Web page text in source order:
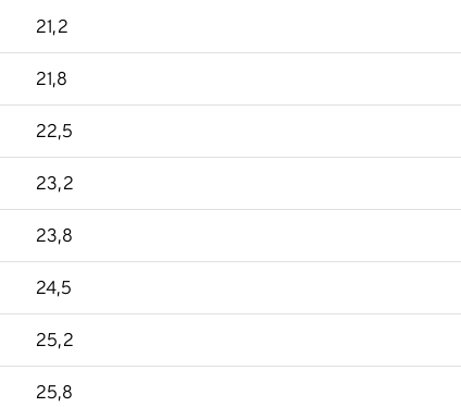
21,2
21,8
22,5
23,2
23,8
24,5
25,2
25,8